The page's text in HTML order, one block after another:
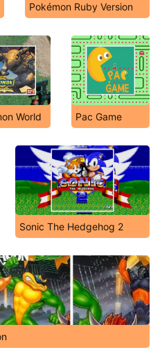
Pokémon Ruby Version
World Pac Game
Sonic The Hedgehog 2